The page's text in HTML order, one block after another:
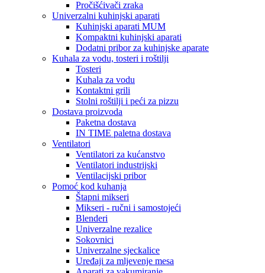
Pročišćivači zraka
Univerzalni kuhinjski aparati
Kuhinjski aparati MUM
Kompaktni kuhinjski aparati
Dodatni pribor za kuhinjske aparate
Kuhala za vodu, tosteri i roštilji
Tosteri
Kuhala za vodu
Kontaktni grili
Stolni roštilji i peći za pizzu
Dostava proizvoda
Paketna dostava
IN TIME paletna dostava
Ventilatori
Ventilatori za kućanstvo
Ventilatori industrijski
Ventilacijski pribor
Pomoć kod kuhanja
Štapni mikseri
Mikseri - ručni i samostojeći
Blenderi
Univerzalne rezalice
Sokovnici
Univerzalne sjeckalice
Uređaji za mljevenje mesa